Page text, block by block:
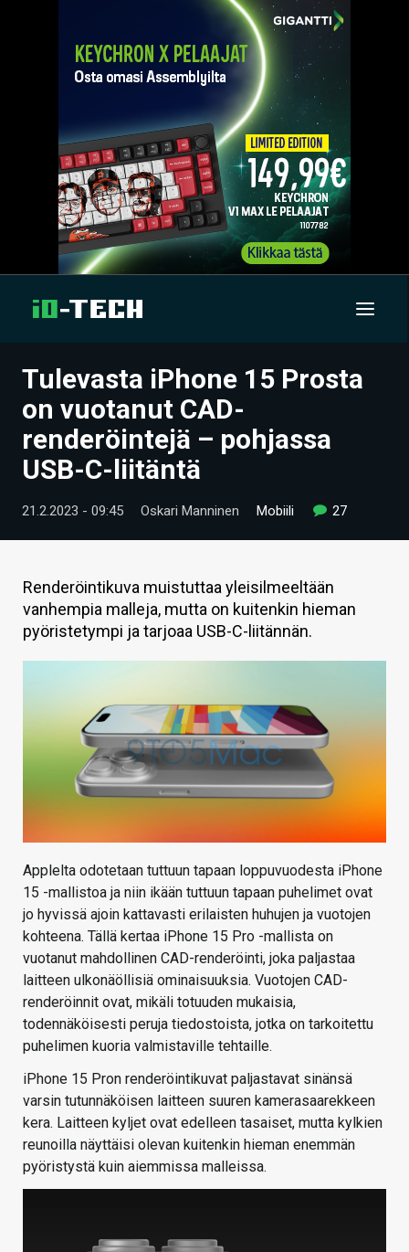
UUTISET
ARTIKKELIT
VIDEOT
TECHBBS
HINTA.FI
KAUPPA
VAIHDA TEEMA
Tulevasta iPhone 15 Prosta
on vuotanut CAD-
renderöintejä – pohjassa
USB-C-liitäntä
21.2.2023 - 09:45 Oskari Manninen Mobiili 27
Renderöintikuva muistuttaa yleisilmeeltään
vanhempia malleja, mutta on kuitenkin hieman
pyöristetympi ja tarjoaa USB-C-liitännän.
Applelta odotetaan tuttuun tapaan loppuvuodesta iPhone
15 -mallistoa ja niin ikään tuttuun tapaan puhelimet ovat
jo hyvissä ajoin kattavasti erilaisten huhujen ja vuotojen
kohteena. Tällä kertaa iPhone 15 Pro -mallista on
vuotanut mahdollinen CAD-renderöinti, joka paljastaa
laitteen ulkonäöllisiä ominaisuuksia. Vuotojen CAD-
renderöinnit ovat, mikäli totuuden mukaisia,
todennäköisesti peruja tiedostoista, jotka on tarkoitettu
puhelimen kuoria valmistaville tehtaille.
iPhone 15 Pron renderöintikuvat paljastavat sinänsä
varsin tutunnäköisen laitteen suuren kamerasaarekkeen
kera. Laitteen kyljet ovat edelleen tasaiset, mutta kylkien
reunoilla näyttäisi olevan kuitenkin hieman enemmän
pyöristystä kuin aiemmissa malleissa.